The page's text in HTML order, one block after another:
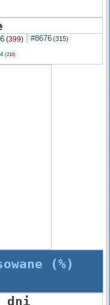
(399) #8676(315)
(216)
(%)
dni